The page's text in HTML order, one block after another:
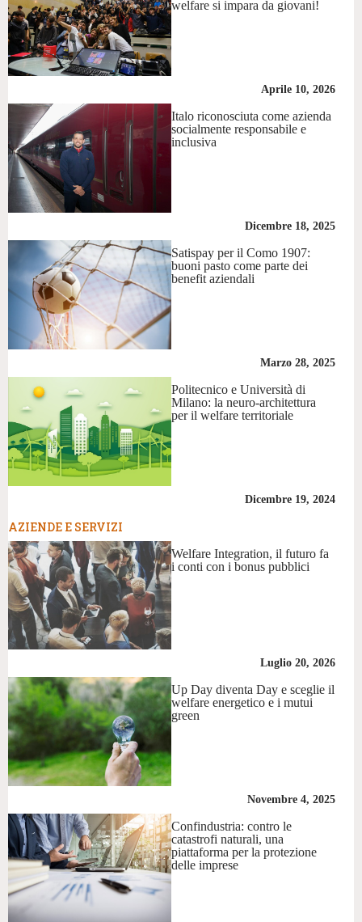
welfare si impara da giovani!
Aprile 10, 2026
Italo riconosciuta come azienda
socialmente responsabile e
inclusiva
Dicembre 18, 2025
Satispay per il Como 1907:
buoni pasto come parte dei
benefit aziendali
Marzo 28, 2025
Politecnico e Università di
Milano: la neuro-architettura
per il welfare territoriale
Dicembre 19, 2024
AZIENDE E SERVIZI
Welfare Integration, il futuro fa
i conti con i bonus pubblici
Luglio 20, 2026
Up Day diventa Day e sceglie il
welfare energetico e i mutui
green
Novembre 4, 2025
Confindustria: contro le
catastrofi naturali, una
piattaforma per la protezione
delle imprese